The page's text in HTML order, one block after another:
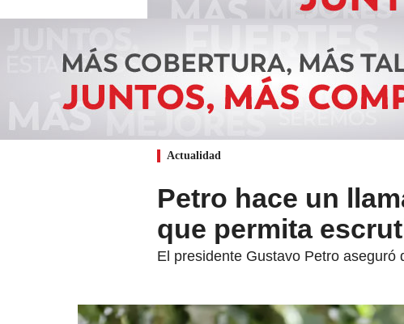
Actualidad
Petro hace un
que permita
El presidente Gustavo Petro